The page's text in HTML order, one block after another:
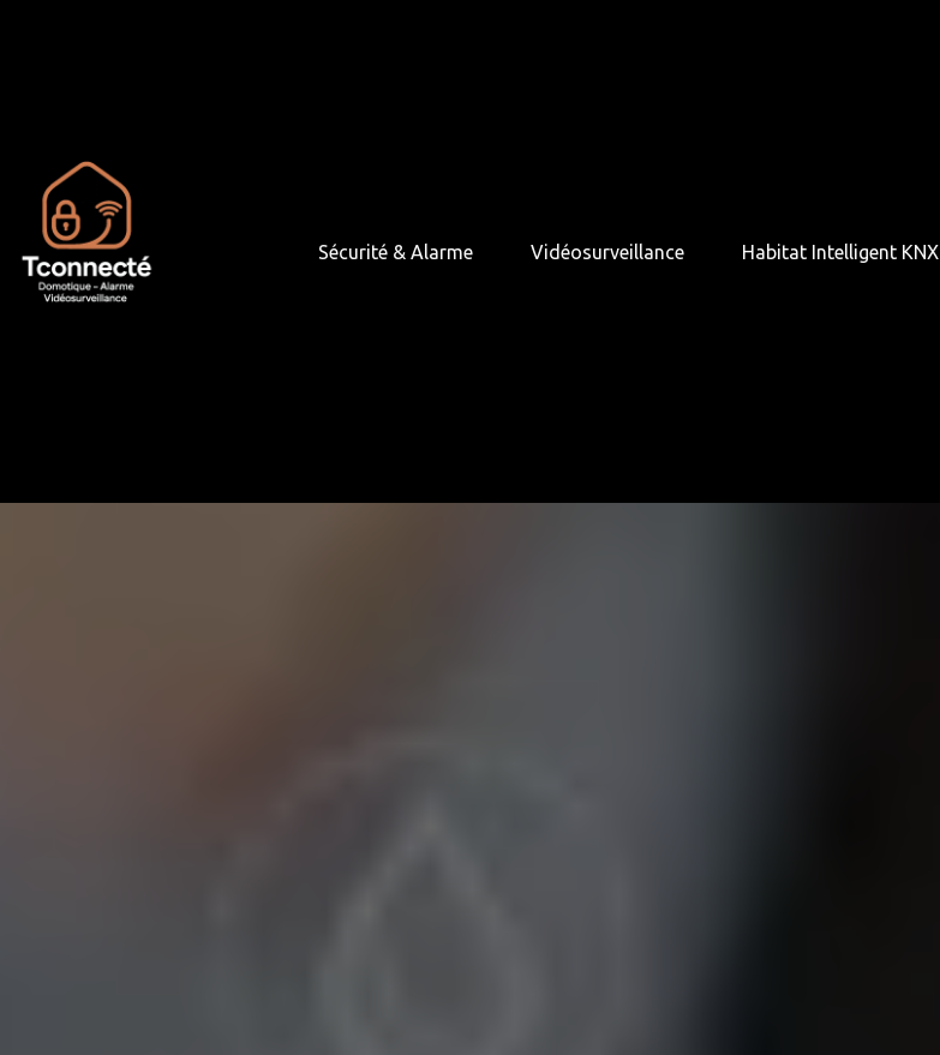
Sécurité & Alarme Vidéosurveillance Habitat Intelligent KNX